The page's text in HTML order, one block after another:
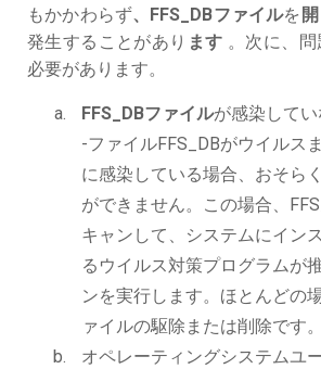
もかかわらず、FFS_DBファイルを
発生することがあり ます 。次に、
必要があります。
FFS_DBファイルが感染して
-ファイルFFS_DBがウイルス
に感染している場合、おそら
ができません。この場合、
キャンして、システムにイン
るウイルス対策プログラムが
ンを実行します。ほとんどの
ァイルの駆除または削除です。
オペレーティングシステムユ